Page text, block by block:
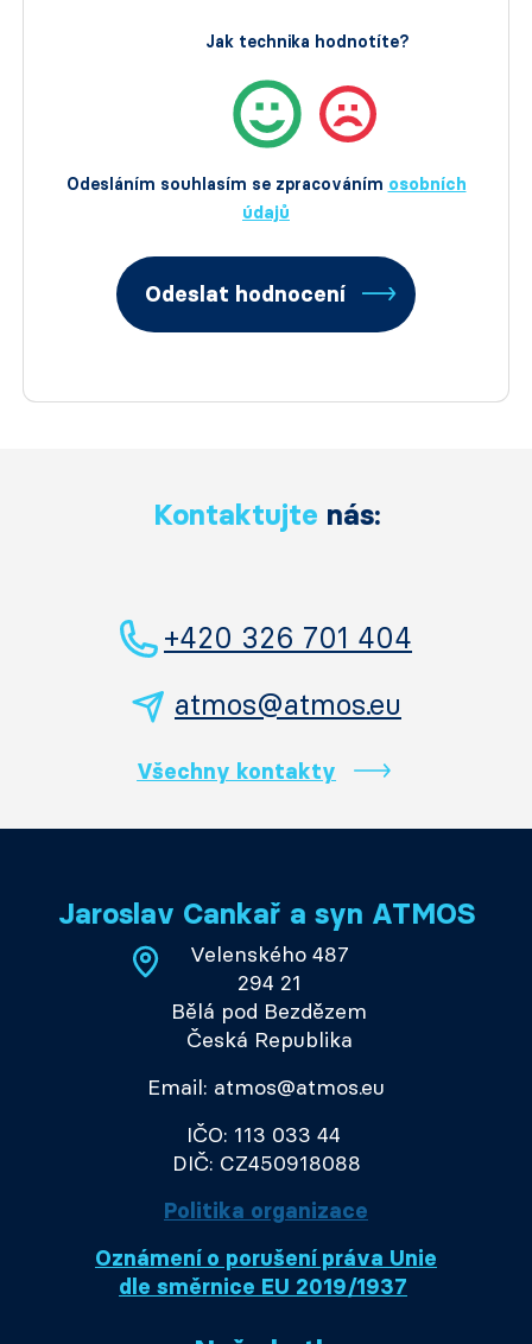
Odesláním souhlasím se zpracováním osobních
údajů
Jak technika hodnotíte?
Odeslat hodnocení
Kontaktujte nás:
+420 326 701 404
atmos@atmos.eu
Všechny kontakty
Jaroslav Cankař a syn ATMOS
Velenského 487
294 21
Bělá pod Bezdězem
Česká Republika
Email: atmos@atmos.eu
IČO: 113 033 44
DIČ: CZ450918088
Politika organizace
Oznámení o porušení práva Unie
dle směrnice EU 2019/1937